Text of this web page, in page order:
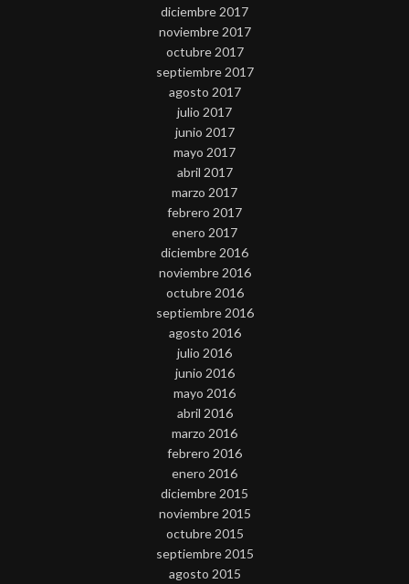
diciembre 2017
noviembre 2017
octubre 2017
septiembre 2017
agosto 2017
julio 2017
junio 2017
mayo 2017
abril 2017
marzo 2017
febrero 2017
enero 2017
diciembre 2016
noviembre 2016
octubre 2016
septiembre 2016
agosto 2016
julio 2016
junio 2016
mayo 2016
abril 2016
marzo 2016
febrero 2016
enero 2016
diciembre 2015
noviembre 2015
octubre 2015
septiembre 2015
agosto 2015